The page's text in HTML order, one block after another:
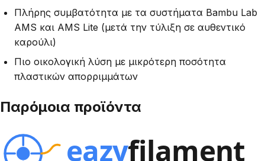
Πλήρης συμβατότητα με τα συστήματα Bambu Lab
AMS και AMS Lite (μετά την τύλιξη σε αυθεντικό
καρούλι)
Πιο οικολογική λύση με μικρότερη ποσότητα
πλαστικών απορριμμάτων
Παρόμοια προϊόντα